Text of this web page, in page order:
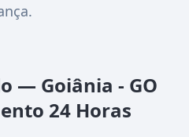
— Goiânia - GO
24 Horas